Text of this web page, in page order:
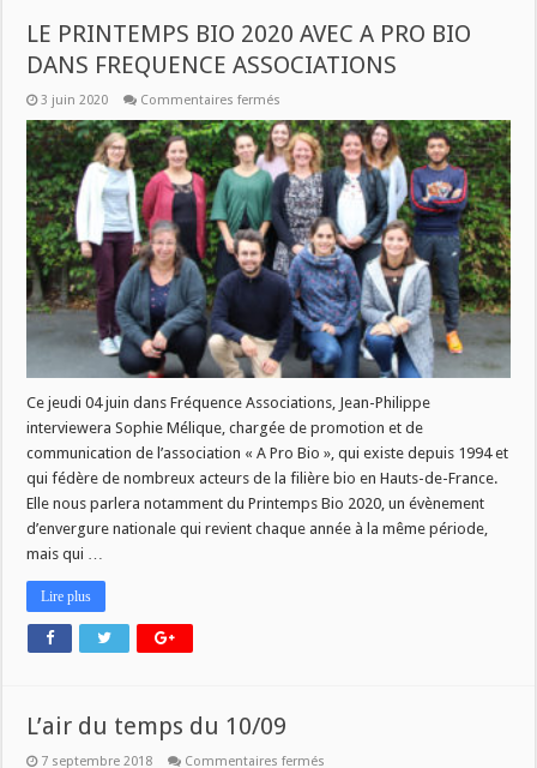
LE PRINTEMPS BIO 2020 AVEC A PRO BIO
DANS FREQUENCE ASSOCIATIONS
3 juin 2020 Commentaires fermés
PRINTEMPS
BIO
2020
AVEC
A
PRO
BIO
DANS
FREQUENCE
ASSOCIATIONS
Ce jeudi 04 juin dans Fréquence Associations, Jean-Philippe
interviewera Sophie Mélique, chargée de promotion et de
communication de l’association « A Pro Bio », qui existe depuis 1994 et
qui fédère de nombreux acteurs de la filière bio en Hauts-de-France.
Elle nous parlera notamment du Printemps Bio 2020, un évènement
d’envergure nationale qui revient chaque année à la même période,
mais qui …
Lire plus
L’air du temps du 10/09
7 septembre 2018 Commentaires fermés